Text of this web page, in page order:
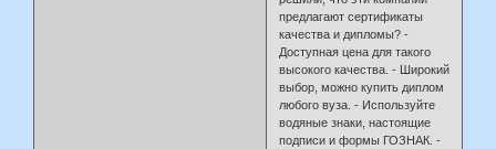
предлагают сертификаты
качества и дипломы? -
Доступная цена для такого
высокого качества. - Широкий
выбор, можно купить диплом
любого вуза. - Используйте
водяные знаки, настоящие
подписи и формы ГОЗНАК. -